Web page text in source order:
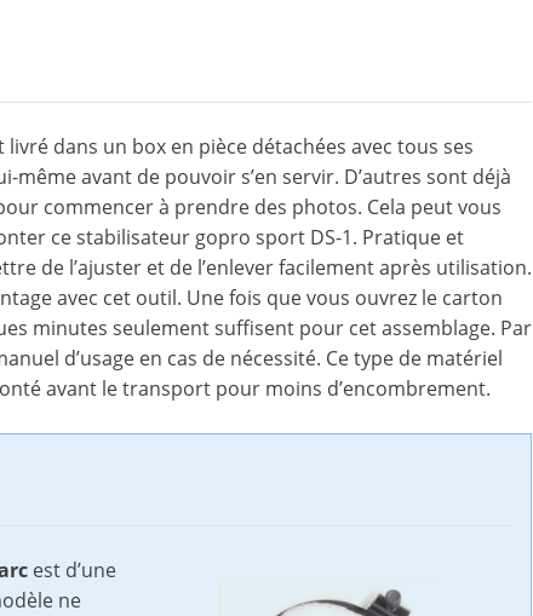
dans un box en pièce détachées avec tous ses
avant de pouvoir s’en servir. D’autres sont déjà
commencer à prendre des photos. Cela peut vous
ce stabilisateur gopro sport DS-1. Pratique et
de l’ajuster et de l’enlever facilement après utilisation.
avec cet outil. Une fois que vous ouvrez le carton
minutes seulement suffisent pour cet assemblage. Par
d’usage en cas de nécessité. Ce type de matériel
avant le transport pour moins d’encombrement.
est d’une
ne